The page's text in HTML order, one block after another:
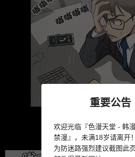
重要公告
欢迎光临『色漫天堂 - 韩
禁漫』，未满18岁请离开！
为防迷路强烈建议截图此